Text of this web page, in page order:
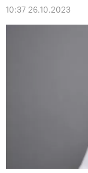
10:37 26.10.2023